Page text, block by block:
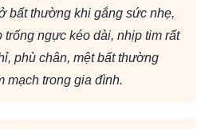
bất thường khi gắng sức nhẹ,
trống ngực kéo dài, nhịp tim rất
phù chân, mệt bất thường
mạch trong gia đình.